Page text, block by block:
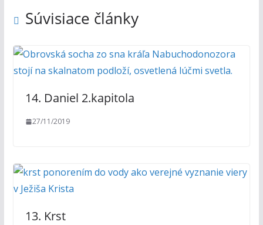
Súvisiace články
14. Daniel 2.kapitola
27/11/2019
13. Krst